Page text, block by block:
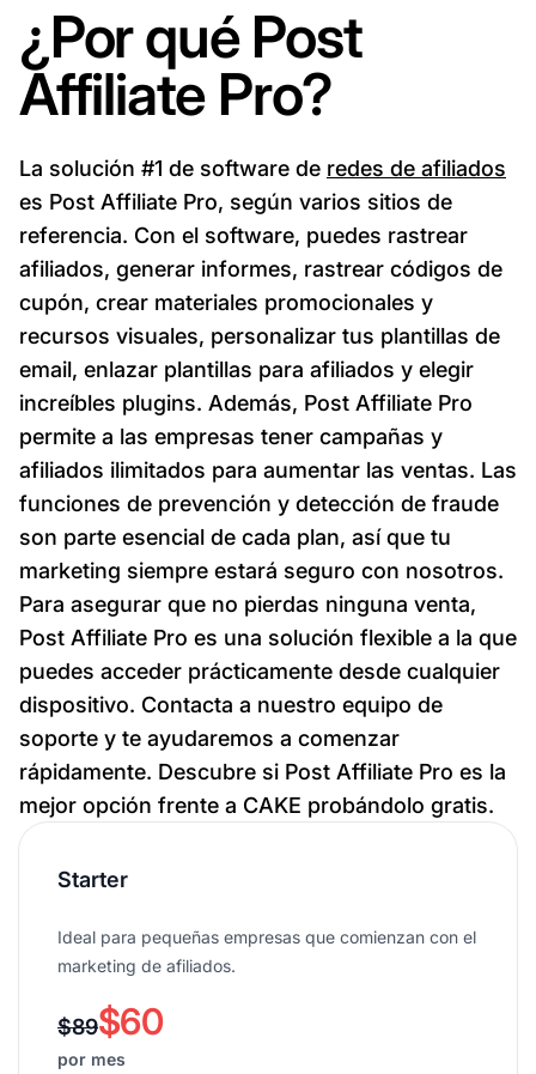
¿Por qué Post
Affiliate Pro?
La solución #1 de software de redes de afiliados
es Post Affiliate Pro, según varios sitios de
referencia. Con el software, puedes rastrear
afiliados, generar informes, rastrear códigos de
cupón, crear materiales promocionales y
recursos visuales, personalizar tus plantillas de
email, enlazar plantillas para afiliados y elegir
increíbles plugins. Además, Post Affiliate Pro
permite a las empresas tener campañas y
afiliados ilimitados para aumentar las ventas. Las
funciones de prevención y detección de fraude
son parte esencial de cada plan, así que tu
marketing siempre estará seguro con nosotros.
Para asegurar que no pierdas ninguna venta,
Post Affiliate Pro es una solución flexible a la que
puedes acceder prácticamente desde cualquier
dispositivo. Contacta a nuestro equipo de
soporte y te ayudaremos a comenzar
rápidamente. Descubre si Post Affiliate Pro es la
mejor opción frente a CAKE probándolo gratis.
Starter
Ideal para pequeñas empresas que comienzan con el
marketing de afiliados.
$89$60
por mes